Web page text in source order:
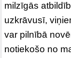
milzīgās
uzkrāvusī,
var pilnībā
notiekošo no